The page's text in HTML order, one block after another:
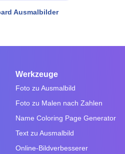
Ausmalbilder
Werkzeuge
Foto zu Ausmalbild
Foto zu Malen nach Zahlen
Name Coloring Page Generator
Text zu Ausmalbild
Online-Bildverbesserer